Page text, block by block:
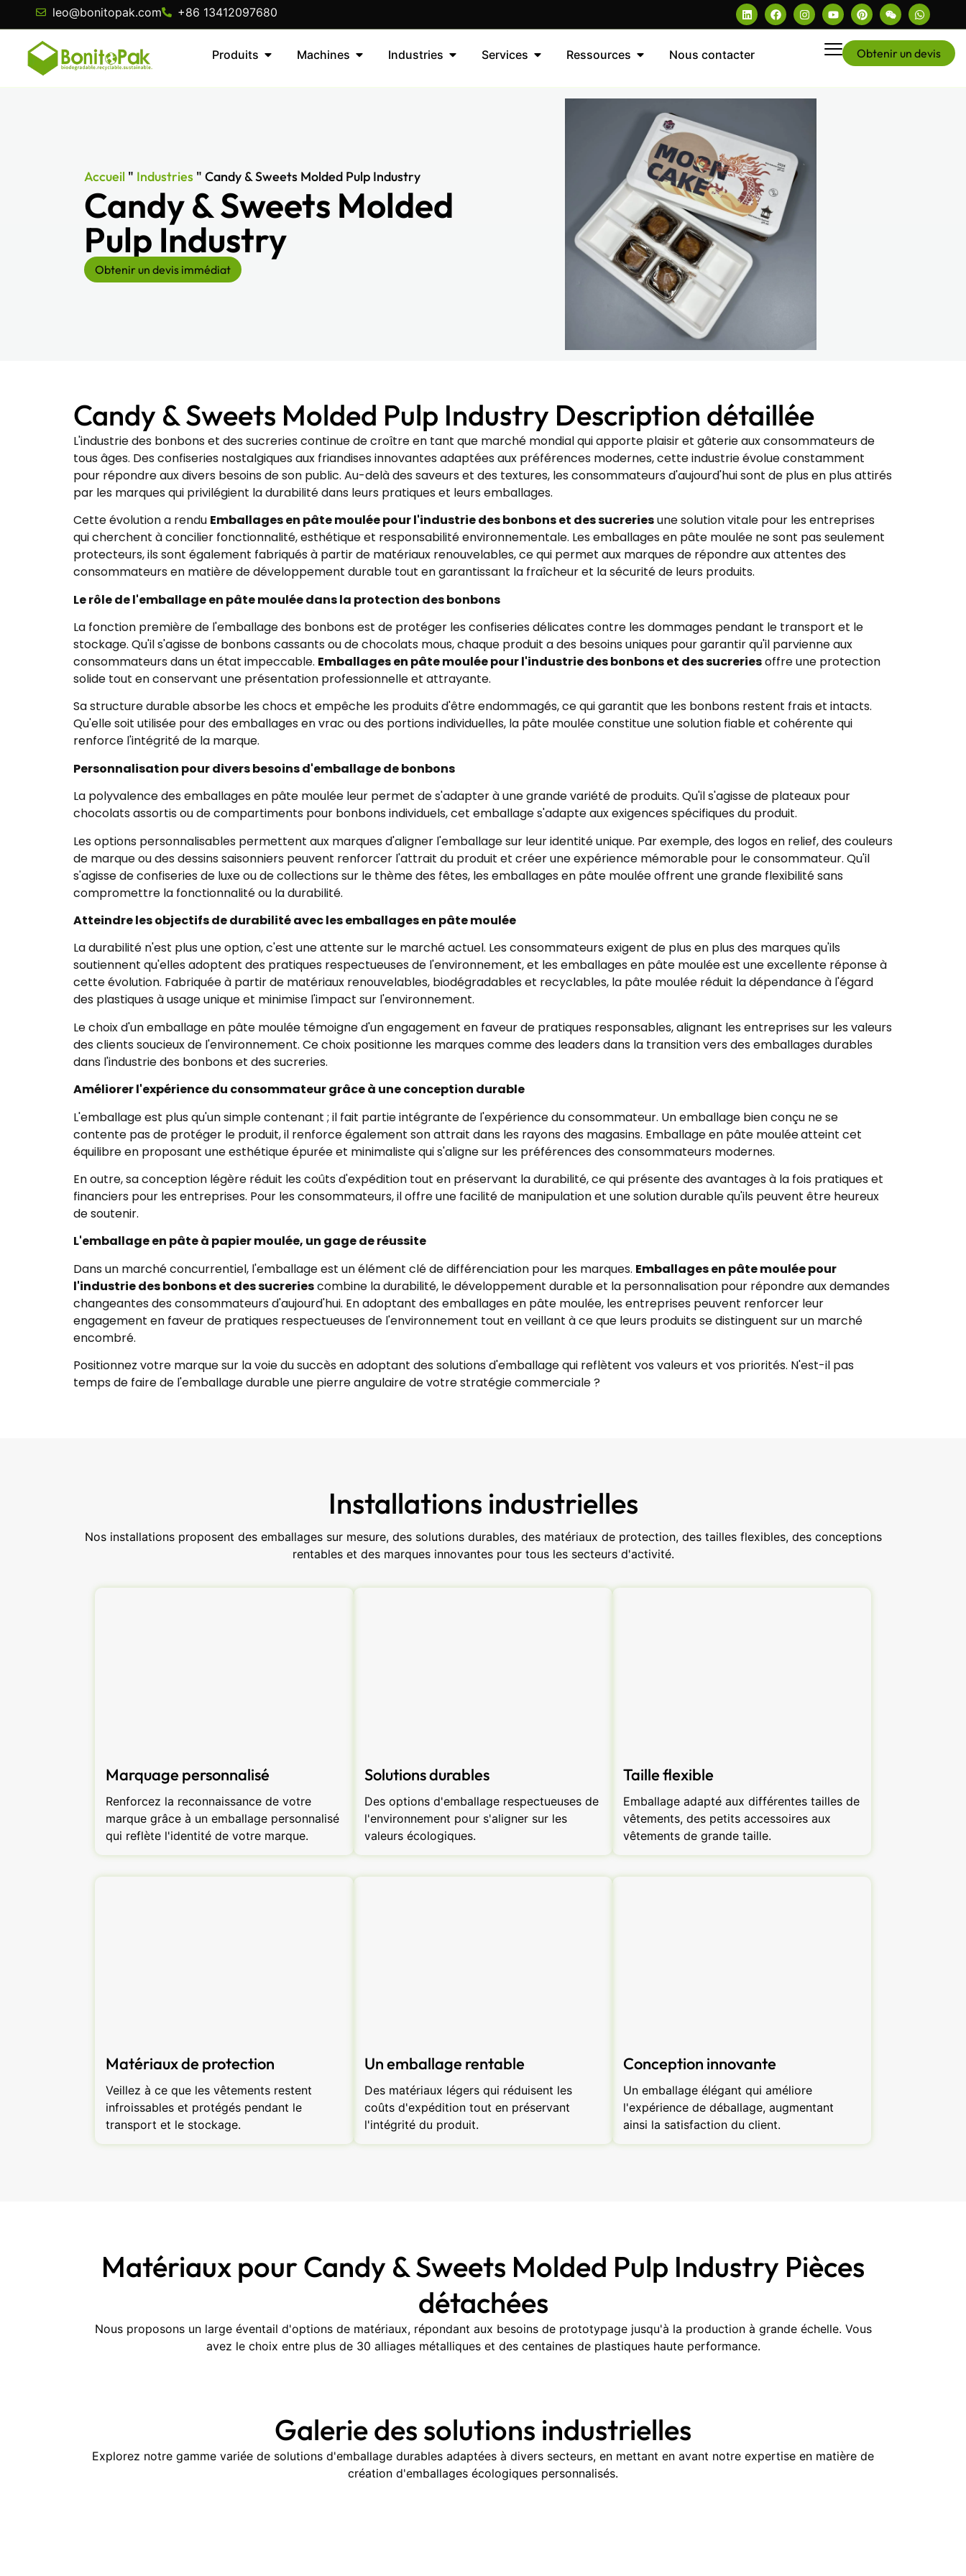
leo@bonitopak.com +86 13412097680
Produits Machines Industries Services Ressources Nous contacter Obtenir un devis
Accueil " Industries " Candy & Sweets Molded Pulp Industry
Candy & Sweets Molded
Pulp Industry
Obtenir un devis immédiat
Candy & Sweets Molded Pulp Industry Description détaillée
L'industrie des bonbons et des sucreries continue de croître en tant que marché mondial qui apporte plaisir et gâterie aux consommateurs de
tous âges. Des confiseries nostalgiques aux friandises innovantes adaptées aux préférences modernes, cette industrie évolue constamment
pour répondre aux divers besoins de son public. Au-delà des saveurs et des textures, les consommateurs d'aujourd'hui sont de plus en plus attirés
par les marques qui privilégient la durabilité dans leurs pratiques et leurs emballages.
Cette évolution a rendu Emballages en pâte moulée pour l'industrie des bonbons et des sucreriesune solution vitale pour les entreprises
qui cherchent à concilier fonctionnalité, esthétique et responsabilité environnementale. Les emballages en pâte moulée ne sont pas seulement
protecteurs, ils sont également fabriqués à partir de matériaux renouvelables, ce qui permet aux marques de répondre aux attentes des
consommateurs en matière de développement durable tout en garantissant la fraîcheur et la sécurité de leurs produits.
Le rôle de l'emballage en pâte moulée dans la protection des bonbons
La fonction première de l'emballage des bonbons est de protéger les confiseries délicates contre les dommages pendant le transport et le
stockage. Qu'il s'agisse de bonbons cassants ou de chocolats mous, chaque produit a des besoins uniques pour garantir qu'il parvienne aux
consommateurs dans un état impeccable. Emballages en pâte moulée pour l'industrie des bonbons et des sucreriesoffre une protection
solide tout en conservant une présentation professionnelle et attrayante.
Sa structure durable absorbe les chocs et empêche les produits d'être endommagés, ce qui garantit que les bonbons restent frais et intacts.
Qu'elle soit utilisée pour des emballages en vrac ou des portions individuelles, la pâte moulée constitue une solution fiable et cohérente qui
renforce l'intégrité de la marque.
Personnalisation pour divers besoins d'emballage de bonbons
La polyvalence des emballages en pâte moulée leur permet de s'adapter à une grande variété de produits. Qu'il s'agisse de plateaux pour
chocolats assortis ou de compartiments pour bonbons individuels, cet emballage s'adapte aux exigences spécifiques du produit.
Les options personnalisables permettent aux marques d'aligner l'emballage sur leur identité unique. Par exemple, des logos en relief, des couleurs
de marque ou des dessins saisonniers peuvent renforcer l'attrait du produit et créer une expérience mémorable pour le consommateur. Qu'il
s'agisse de confiseries de luxe ou de collections sur le thème des fêtes, les emballages en pâte moulée offrent une grande flexibilité sans
compromettre la fonctionnalité ou la durabilité.
Atteindre les objectifs de durabilité avec les emballages en pâte moulée
La durabilité n'est plus une option, c'est une attente sur le marché actuel. Les consommateurs exigent de plus en plus des marques qu'ils
soutiennent qu'elles adoptent des pratiques respectueuses de l'environnement, et les emballages en pâte mouléeest une excellente réponse à
cette évolution. Fabriquée à partir de matériaux renouvelables, biodégradables et recyclables, la pâte moulée réduit la dépendance à l'égard
des plastiques à usage unique et minimise l'impact sur l'environnement.
Le choix d'un emballage en pâte moulée témoigne d'un engagement en faveur de pratiques responsables, alignant les entreprises sur les valeurs
des clients soucieux de l'environnement. Ce choix positionne les marques comme des leaders dans la transition vers des emballages durables
dans l'industrie des bonbons et des sucreries.
Améliorer l'expérience du consommateur grâce à une conception durable
L'emballage est plus qu'un simple contenant ; il fait partie intégrante de l'expérience du consommateur. Un emballage bien conçu ne se
contente pas de protéger le produit, il renforce également son attrait dans les rayons des magasins. Emballage en pâte mouléeatteint cet
équilibre en proposant une esthétique épurée et minimaliste qui s'aligne sur les préférences des consommateurs modernes.
En outre, sa conception légère réduit les coûts d'expédition tout en préservant la durabilité, ce qui présente des avantages à la fois pratiques et
financiers pour les entreprises. Pour les consommateurs, il offre une facilité de manipulation et une solution durable qu'ils peuvent être heureux
de soutenir.
L'emballage en pâte à papier moulée, un gage de réussite
Dans un marché concurrentiel, l'emballage est un élément clé de différenciation pour les marques. Emballages en pâte moulée pour
l'industrie des bonbons et des sucreriescombine la durabilité, le développement durable et la personnalisation pour répondre aux demandes
changeantes des consommateurs d'aujourd'hui. En adoptant des emballages en pâte moulée, les entreprises peuvent renforcer leur
engagement en faveur de pratiques respectueuses de l'environnement tout en veillant à ce que leurs produits se distinguent sur un marché
encombré.
Positionnez votre marque sur la voie du succès en adoptant des solutions d'emballage qui reflètent vos valeurs et vos priorités. N'est-il pas
temps de faire de l'emballage durable une pierre angulaire de votre stratégie commerciale ?
Installations industrielles
Nos installations proposent des emballages sur mesure, des solutions durables, des matériaux de protection, des tailles flexibles, des conceptions
rentables et des marques innovantes pour tous les secteurs d'activité.
Marquage personnalisé
Renforcez la reconnaissance de votre
marque grâce à un emballage personnalisé
qui reflète l'identité de votre marque.
Solutions durables
Des options d'emballage respectueuses de
l'environnement pour s'aligner sur les
valeurs écologiques.
Taille flexible
Emballage adapté aux différentes tailles de
vêtements, des petits accessoires aux
vêtements de grande taille.
Matériaux de protection
Veillez à ce que les vêtements restent
infroissables et protégés pendant le
transport et le stockage.
Un emballage rentable
Des matériaux légers qui réduisent les
coûts d'expédition tout en préservant
l'intégrité du produit.
Conception innovante
Un emballage élégant qui améliore
l'expérience de déballage, augmentant
ainsi la satisfaction du client.
Matériaux pour Candy & Sweets Molded Pulp Industry Pièces
détachées
Nous proposons un large éventail d'options de matériaux, répondant aux besoins de prototypage jusqu'à la production à grande échelle. Vous
avez le choix entre plus de 30 alliages métalliques et des centaines de plastiques haute performance.
Galerie des solutions industrielles
Explorez notre gamme variée de solutions d'emballage durables adaptées à divers secteurs, en mettant en avant notre expertise en matière de
création d'emballages écologiques personnalisés.